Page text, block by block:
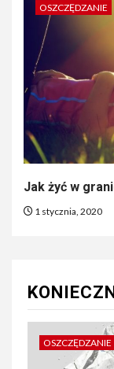
OSZCZĘDZANIE
Jak żyć w
1 stycznia, 2020
OSZCZĘDZANIE